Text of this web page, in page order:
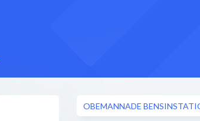
OBEMANNADE